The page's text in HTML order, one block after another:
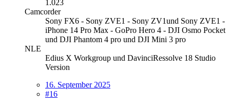
1.023
Camcorder
Sony FX6 - Sony ZVE1 - Sony ZV1und Sony ZVE1 -
iPhone 14 Pro Max - GoPro Hero 4 - DJI Osmo Pocket
und DJI Phantom 4 pro und DJI Mini 3 pro
NLE
Edius X Workgroup und DavinciRessolve 18 Studio
Version
16. September 2025
#16